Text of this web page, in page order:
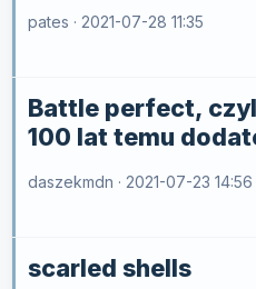
pates · 2021-07-28 11:35
Battle perfect,
100 lat temu
daszekmdn · 2021-07-23 14:56
scarled shells